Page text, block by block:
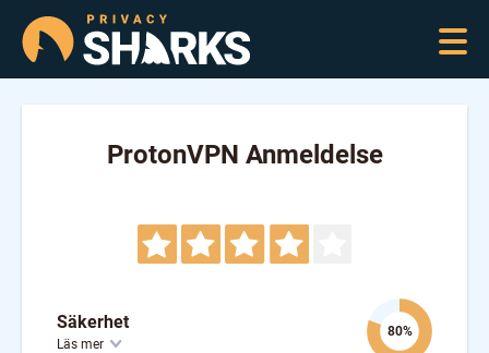
ProtonVPN Anmeldelse
Säkerhet
Läs mer
80%